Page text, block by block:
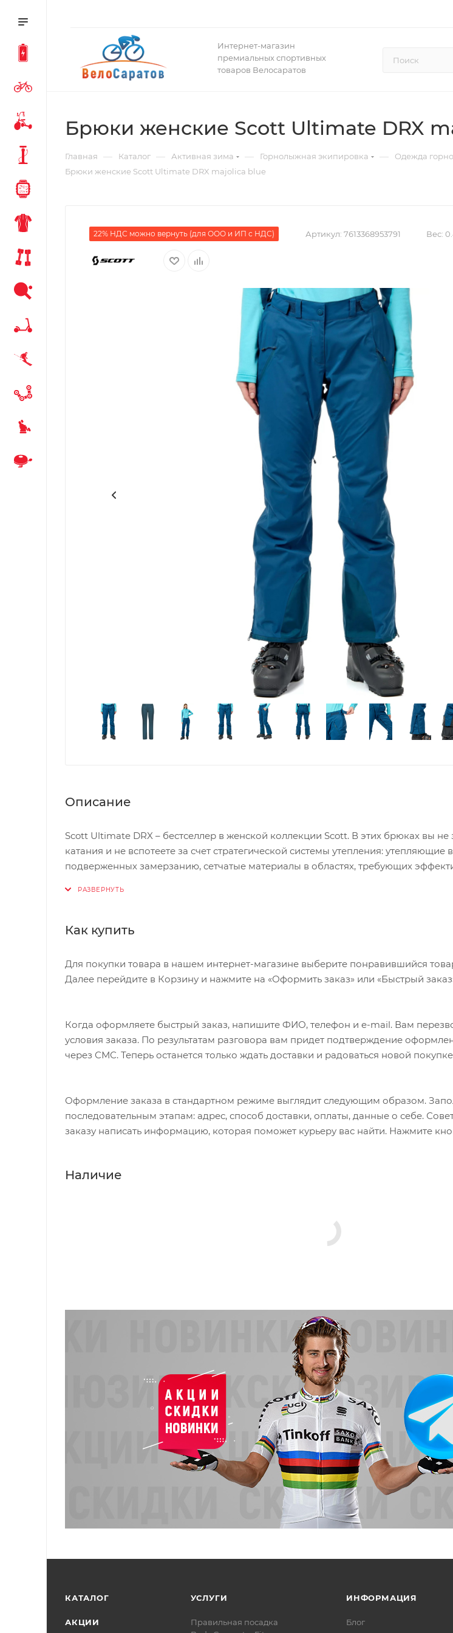
Интернет-магазин
премиальных спортивных
товаров Велосаратов
Брюки женские Scott Ultimate DRX
Главная — Каталог — Активная зима — Горнолыжная экипировка — Одежда
Брюки женские Scott Ultimate DRX majolica blue
22% НДС можно вернуть (для ООО и ИП с НДС) Артикул: 7613368953791 Вес:
Описание
Scott Ultimate DRX – бестселлер в женской коллекции Scott. В этих брюках вы не
катания и не вспотеете за счет стратегической системы утепления: утепляющие
подверженных замерзанию, сетчатые материалы в областях, требующих
• водонепроницаемость: 20000 мм;
• утеплитель: Primaloft® Eco Silver/STR insulation (Strategic Thermal Regulation) –
расположение утепляющих и влагоотводящих материалов. Thinsulate (80 г) в
замерзанию/переохлаждению. Вставки из сетчатого материала (performance
• на поясе предусмотрены шлевки для ремня;
• пояс регулируется по объему с помощью липучек с двух сторон;
• два кармана по бокам;
• вентиляционные молнии;
• снегозащитные гетры;
• низ штанин и голени усилены материалом Cordura - прочная износостойкая
камней кантами лыж/сноуборда;
Как купить
Для покупки товара в нашем интернет-магазине выберите понравившийся
Далее перейдите в Корзину и нажмите на «Оформить заказ» или «Быстрый
Когда оформляете быстрый заказ, напишите ФИО, телефон и e-mail. Вам
условия заказа. По результатам разговора вам придет подтверждение
через СМС. Теперь останется только ждать доставки и радоваться новой
Оформление заказа в стандартном режиме выглядит следующим образом.
последовательным этапам: адрес, способ доставки, оплаты, данные о себе.
заказу написать информацию, которая поможет курьеру вас найти. Нажмите
Наличие
КАТАЛОГ
АКЦИИ
УСЛУГИ
Правильная посадка
ИНФОРМАЦИЯ
Блог